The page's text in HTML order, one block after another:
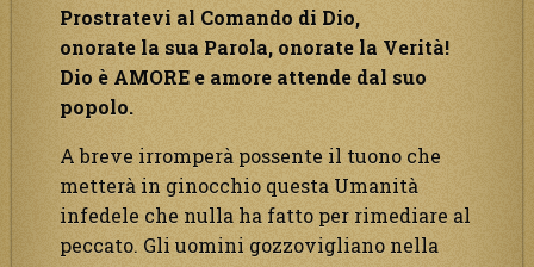
Prostratevi al Comando di Dio,
onorate la sua Parola, onorate la Verità!
Dio è AMORE e amore attende dal suo
popolo.
A breve irromperà possente il tuono che
metterà in ginocchio questa Umanità
infedele che nulla ha fatto per rimediare al
peccato. Gli uomini gozzovigliano nella